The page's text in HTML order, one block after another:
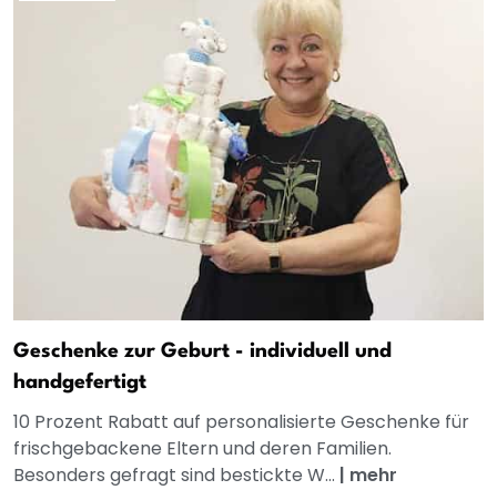
Geschenke zur Geburt - individuell und
handgefertigt
10 Prozent Rabatt auf personalisierte Geschenke für
frischgebackene Eltern und deren Familien.
Besonders gefragt sind bestickte W... | mehr